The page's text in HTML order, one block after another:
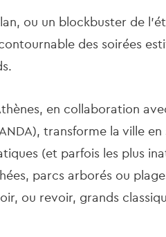
ou un blockbuster de
des soirées
en collaboration
transforme la ville
(et parfois les plus
parcs arborés ou
ou revoir, grands